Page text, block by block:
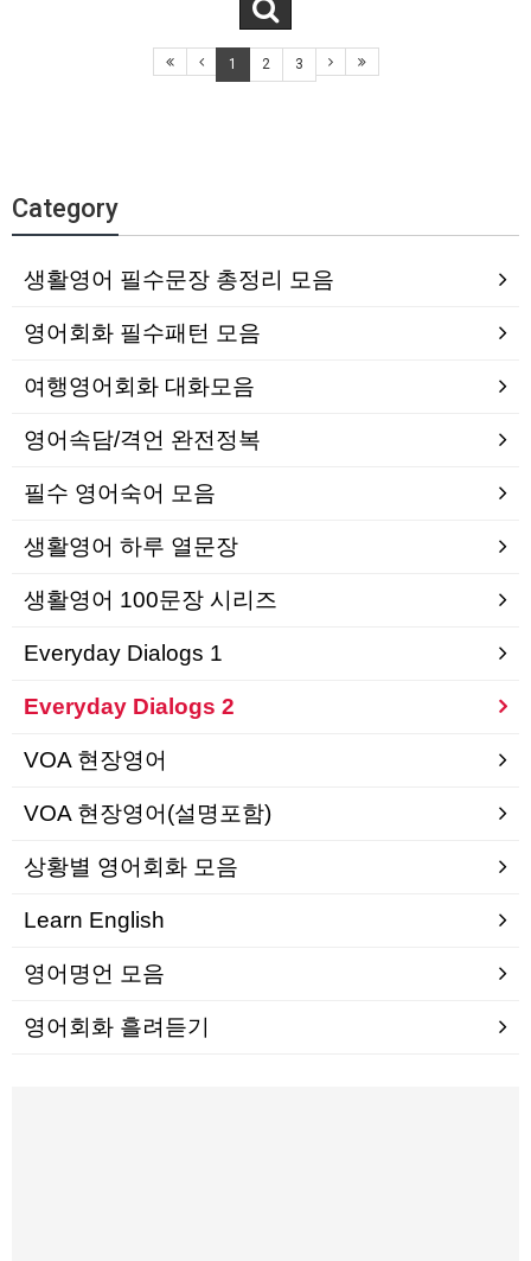
1 2 3
Category
생활영어 필수문장 총정리 모음
영어회화 필수패턴 모음
여행영어회화 대화모음
영어속담/격언 완전정복
필수 영어숙어 모음
생활영어 하루 열문장
생활영어 100문장 시리즈
Everyday Dialogs 1
Everyday Dialogs 2
VOA 현장영어
VOA 현장영어(설명포함)
상황별 영어회화 모음
Learn English
영어명언 모음
영어회화 흘려듣기